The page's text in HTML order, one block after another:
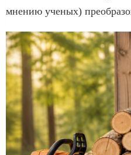
мнению ученых)